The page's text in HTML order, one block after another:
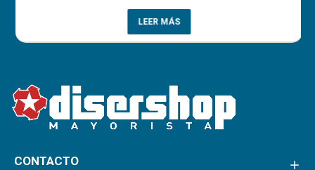
LEER MÁS
CONTACTO